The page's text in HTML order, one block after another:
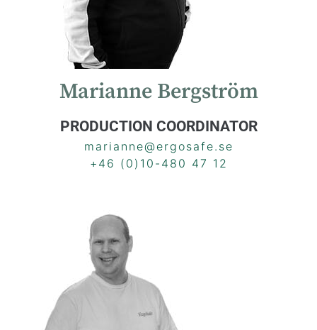
Marianne Bergström
PRODUCTION COORDINATOR
marianne@ergosafe.se
+46 (0)10-480 47 12